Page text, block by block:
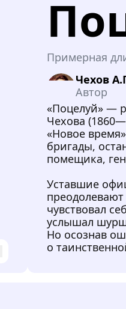
Примерная
Чехов
Автор
«Поцелуй» —
Чехова
«Новое
бригады,
помещика,
Уставшие
чувствовал
услышал
Но осознав
о